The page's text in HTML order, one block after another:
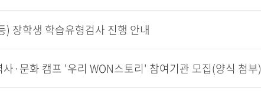
장학생 학습유형검사 진행 안내
·문화 캠프 '우리 WON스토리' 참여기관 모집(양식 첨부)